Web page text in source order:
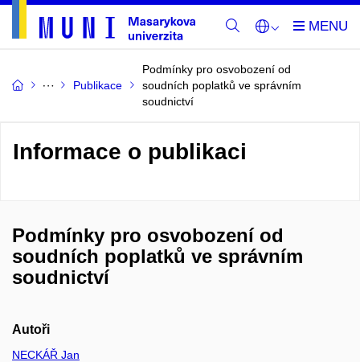
Publikace
Podmínky pro osvobození od
soudních poplatků ve správním
soudnictví
Informace o publikaci
Podmínky pro osvobození od
soudních poplatků ve správním
soudnictví
Autoři
NECKÁŘ Jan